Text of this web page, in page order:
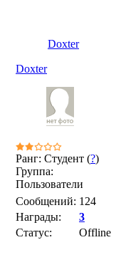
Doxter
Doxter
Ранг: Студент (?)
Группа:
Пользователи
Сообщений: 124
Награды:
3
Статус:
Offline